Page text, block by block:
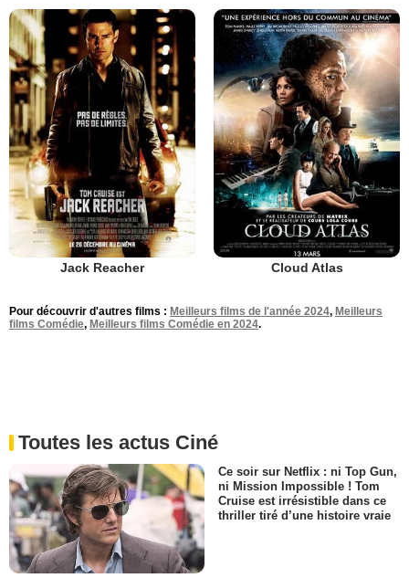
Jack Reacher Cloud Atlas
Pour découvrir d'autres films : Meilleurs films de l'année 2024, Meilleurs
films Comédie, Meilleurs films Comédie en 2024.
Toutes les actus Ciné
Ce soir sur Netflix : ni Top Gun,
ni Mission Impossible ! Tom
Cruise est irrésistible dans ce
thriller tiré d’une histoire vraie